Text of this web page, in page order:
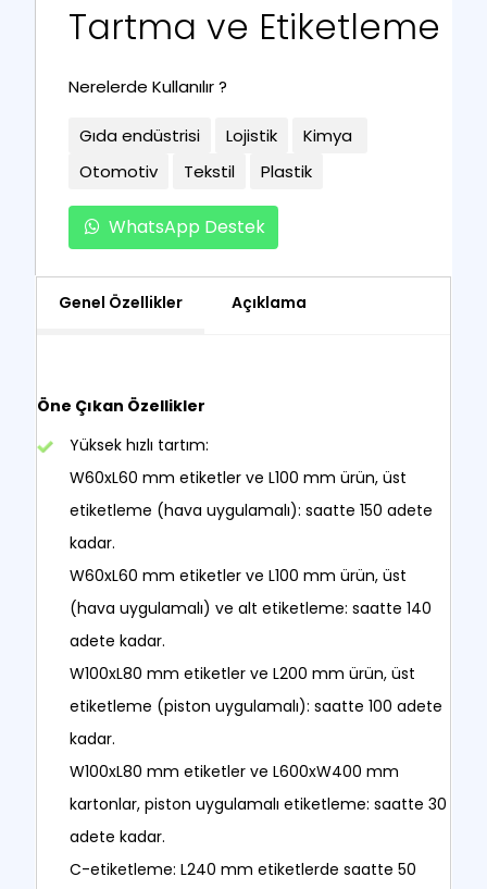
Tartma ve Etiketleme
Nerelerde Kullanılır ?
Gıda endüstrisi Lojistik
Kimya
Otomotiv
Tekstil Plastik
WhatsApp Destek
Genel Özellikler Açıklama
Öne Çıkan Özellikler
Yüksek hızlı tartım:
W60xL60 mm etiketler ve L100 mm ürün, üst
etiketleme (hava uygulamalı): saatte 150 adete
kadar.
W60xL60 mm etiketler ve L100 mm ürün, üst
(hava uygulamalı) ve alt etiketleme: saatte 140
adete kadar.
W100xL80 mm etiketler ve L200 mm ürün, üst
etiketleme (piston uygulamalı): saatte 100 adete
kadar.
W100xL80 mm etiketler ve L600xW400 mm
kartonlar, piston uygulamalı etiketleme: saatte 30
adete kadar.
C-etiketleme: L240 mm etiketlerde saatte 50